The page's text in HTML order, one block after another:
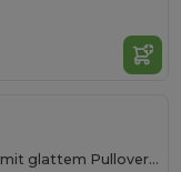
JAZZ Plüsch-Teddybär mit glattem Pullover aus weichem Polyester